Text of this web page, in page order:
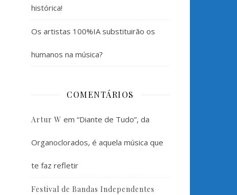
histórica!
Os artistas 100%IA substituirão os
humanos na música?
COMENTÁRIOS
Artur W em “Diante de Tudo”, da
Organoclorados, é aquela música que
te faz refletir
Festival de Bandas Independentes